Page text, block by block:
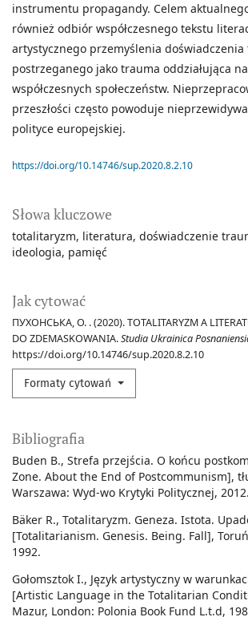
Słowa kluczowe
totalitaryzm literatura doświadczenie
ideologia pamięć
Jak cytować
ПУХОНСЬКА, О. . (2020). TOTALITARYZM A
DO ZDEMASKOWANIA.Studia Ukrainica
https://doi.org/10.14746/sup.2020.8.2.10
Formaty cytowań
instrumentu propagandy. Celem
również odbiór współczesnego tekstu
artystycznego przemyślenia
postrzeganego jako trauma oddziałująca
współczesnych społeczeństw.
przeszłości często powoduje
polityce europejskiej.
https://doi.org/10.14746/sup.2020.8.2.10
Bibliografia
Buden B., Strefa przejścia. O końcu
Zone. About the End of Postcommunism],
Warszawa: Wyd-wo Krytyki Politycznej, 2012.
Bӓker R., Totalitaryzm. Geneza. Istota.
[Totalitarianism. Genesis. Being. Fall],
1992.
Gołomsztok I., Język artystyczny w
[Artistic Language in the Totalitarian
Mazur, London: Polonia Book Fund L.t.d,